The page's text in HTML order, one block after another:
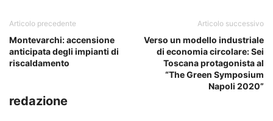
Articolo precedente
Montevarchi: accensione
anticipata degli impianti di
riscaldamento
Articolo successivo
Verso un modello industriale
di economia circolare: Sei
Toscana protagonista al
“The Green Symposium
Napoli 2020”
redazione